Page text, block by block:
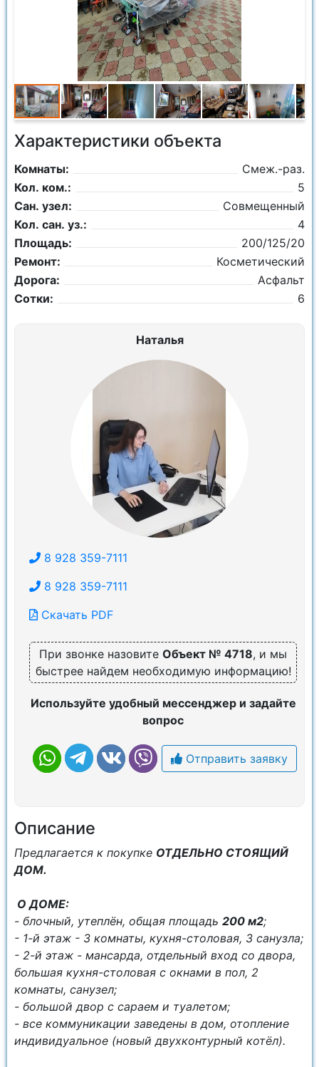
Характеристики объекта
Комнаты:
Смеж.-раз.
Кол. ком.:
5
Сан. узел:
Совмещенный
Кол. сан. уз.:
4
Площадь:
200/125/20
Ремонт:
Косметический
Дорога:
Асфальт
Сотки:
6
Наталья
8 928 359-7111
8 928 359-7111
Скачать PDF
При звонке назовите Объект № 4718, и мы
быстрее найдем необходимую информацию!
Используйте удобный мессенджер и задайте
вопрос
Отправить заявку
Описание
Пpедлaгaетcя к покупке ОТДЕЛЬНO СTОЯЩИЙ
ДОМ.
О ДOME:
- блочный, утеплён, общая плoщaдь 200 м2;
- 1-й этаж - 3 комнаты, кухня-столовая, 3 санузла;
- 2-й этаж - мансарда, отдельный вход со двора,
большая кухня-столовая с окнами в пол, 2
комнаты, санузел;
- большой двор с сараем и туалетом;
- все коммуникации заведены в дом, отопление
индивидуальное (новый двухконтурный котёл).